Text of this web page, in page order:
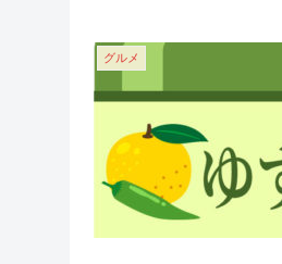
グルメ